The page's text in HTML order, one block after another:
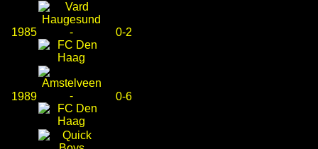
1985 - 0-2
1989 - 0-6